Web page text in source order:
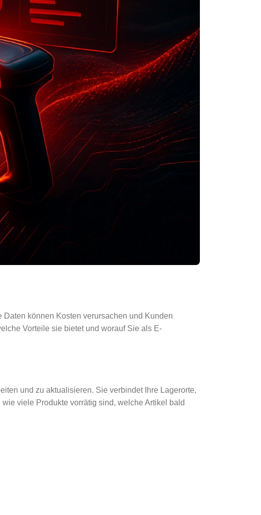
können Kosten verursachen und Kunden
Vorteile sie bietet und worauf Sie als E-
und zu aktualisieren. Sie verbindet Ihre Lagerorte,
viele Produkte vorrätig sind, welche Artikel bald